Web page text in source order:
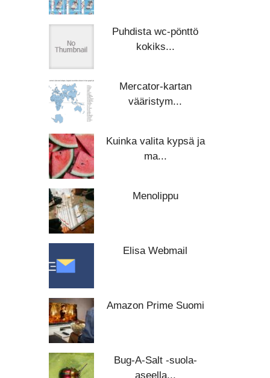
Puhdista wc-pönttö
kokiks...
Mercator-kartan
vääristym...
Kuinka valita kypsä ja
ma...
Menolippu
Elisa Webmail
Amazon Prime Suomi
Bug-A-Salt -suola-
aseella...